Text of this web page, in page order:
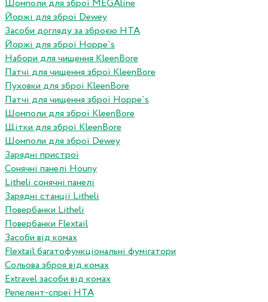
Шомполи для зброї MEGAline
Йоржі для зброї Dewey
Засоби догляду за зброєю HTA
Йоржі для зброї Hoppe`s
Набори для чищення KleenBore
Патчі для чищення зброї KleenBore
Пуховки для зброї KleenBore
Патчі для чищення зброї Hoppe`s
Шомполи для зброї KleenBore
Щітки для зброї KleenBore
Шомполи для зброї Dewey
Зарядні пристрої
Сонячні панелі Houny
Litheli сонячні панелі
Зарядні станції Litheli
Повербанки Litheli
Повербанки Flextail
Засоби від комах
Flextail багатофункціональні фумігатори
Сольова зброя від комах
Extravel засоби від комах
Репелент-спреї HTA